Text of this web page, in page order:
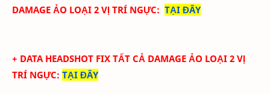
DAMAGE ẢO LOẠI 2 VỊ TRÍ NGỰC: TẠI ĐÂY
+ DATA HEADSHOT FIX TẤT CẢ DAMAGE ẢO LOẠI 2 VỊ
TRÍ NGỰC: TẠI ĐÂY